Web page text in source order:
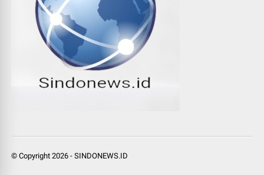
© Copyright2026 -SINDONEWS.ID